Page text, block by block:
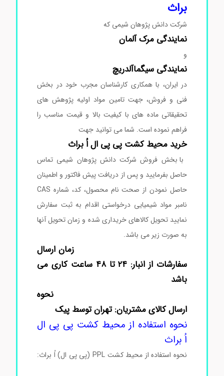
براث
شرکت دانش پژوهان شیمی که
نمایندگیمرکآلمان
نمایندگیسیگماآلدریچ
در ایران، با همکاری کارشناسان مجرب خود در بخش
فنی و فروش، جهت تامین مواد اولیه پژوهش های
تحقیقاتی ماده های با کیفیت بالا و قیمت مناسب را
فراهم نموده است. شما می توانید جهت
خرید محیط کشت پی پی ال اُ براث
با بخش فروش شرکت دانش پژوهان شیمی تماس
حاصل بفرمایید و پس از دریافت پیش فاکتور و اطمینان
حاصل نمودن از صحت نام محصول، کد، شماره CAS
نامبر مواد شیمیایی درخواستی اقدام به ثبت سفارش
نمایید تحویل کالاهای خریداری شده و زمان تحویل آنها
به صورت زیر می باشد.
زمان ارسال
سفارشات از انبار: ۲۴ تا ۴۸ ساعت کاری می
باشد
نحوه
ارسال کالای مشتریان: تهران توسط پیک
نحوه استفاده از محیط کشت پی پی ال
اُ براث
نحوه استفاده از محیط کشت PPL (پی پی ال) اُ براث: